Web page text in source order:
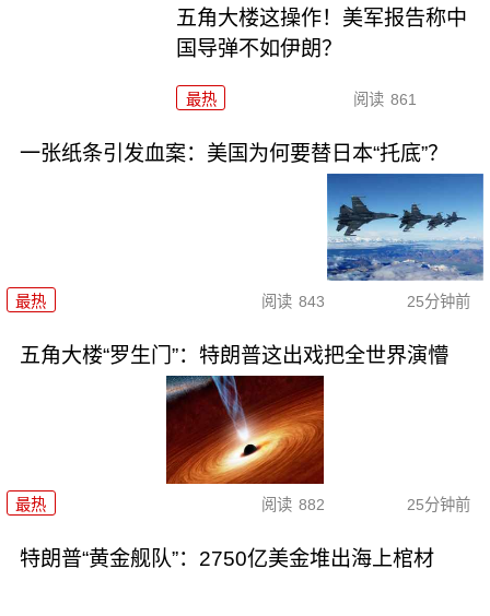
五角大楼这操作！美军报告称中
国导弹不如伊朗？
最热 阅读 861
一张纸条引发血案：美国为何要替日本“托底”？
最热 阅读 843 25分钟前
五角大楼“罗生门”：特朗普这出戏把全世界演懵
最热 阅读 882 25分钟前
特朗普“黄金舰队”：2750亿美金堆出海上棺材